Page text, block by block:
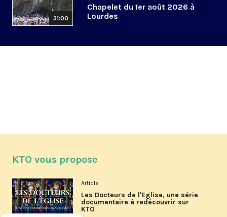
31:00
Chapelet du 1er août 2026 à
Lourdes
KTO vous propose
Article
Les Docteurs de l'Église, une série
documentaire à redécouvrir sur
KTO